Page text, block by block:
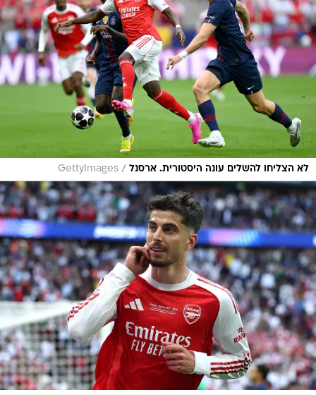
לא הצליחו להשלים עונה היסטורית. ארסנל /
GettyImages